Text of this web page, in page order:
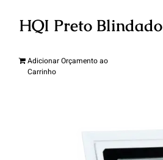
HQI Preto Blindado
Adicionar Orçamento ao
Carrinho